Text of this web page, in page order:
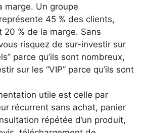
marge. Un groupe
45 % des clients,
20 % de la marge. Sans
risquez de sur-investir sur
parce qu’ils sont nombreux,
sur les “VIP” parce qu’ils sont
utile est celle par
récurrent sans achat, panier
répétée d’un produit,